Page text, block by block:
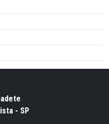
- SP